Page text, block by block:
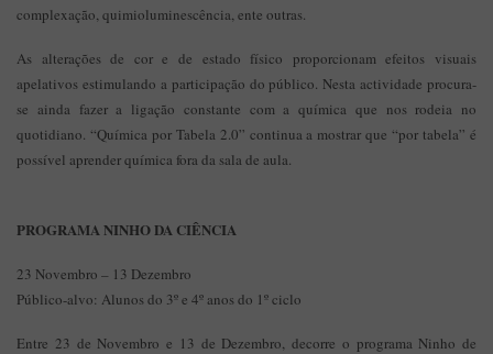
complexação, quimioluminescência, ente outras.
As alterações de cor e de estado físico proporcionam efeitos visuais
apelativos estimulando a participação do público. Nesta actividade procura-
se ainda fazer a ligação constante com a química que nos rodeia no
quotidiano. “Química por Tabela 2.0” continua a mostrar que “por tabela” é
possível aprender química fora da sala de aula.
PROGRAMA NINHO DA CIÊNCIA
23 Novembro – 13 Dezembro
Público-alvo: Alunos do 3º e 4º anos do 1º ciclo
Entre 23 de Novembro e 13 de Dezembro, decorre o programa Ninho de